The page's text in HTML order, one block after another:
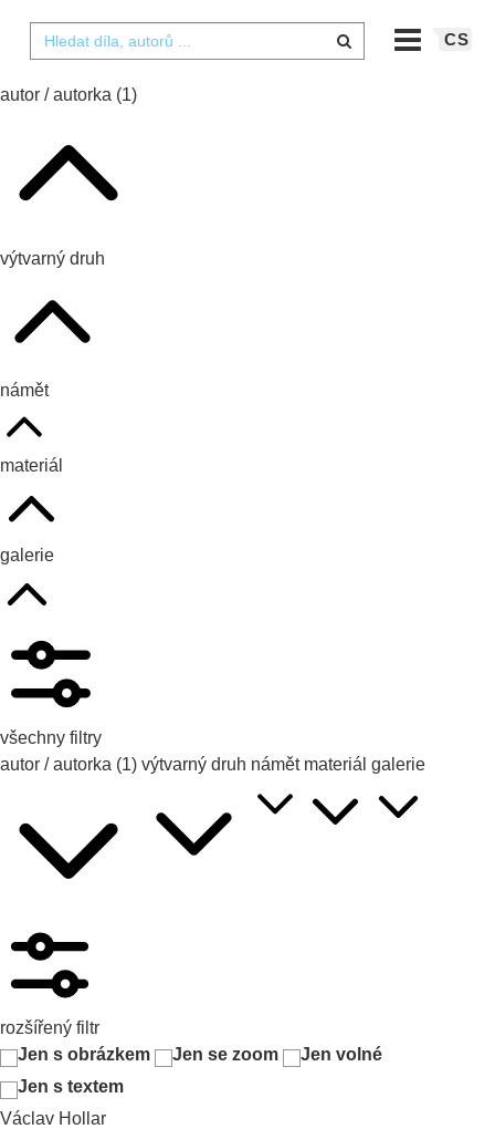
CS
autor / autorka (1)
výtvarný druh
námět
materiál
galerie
všechny filtry
autor / autorka (1) výtvarný druh námět materiál galerie
rozšířený filtr
Jen s obrázkem
Jen se zoom
Jen volné
Jen s textem
Václav Hollar